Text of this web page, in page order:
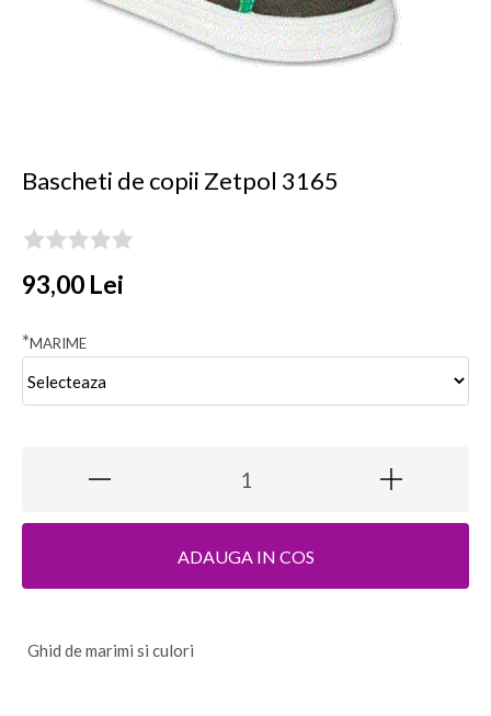
Bascheti de copii Zetpol 3165
93,00 Lei
*MARIME
ADAUGA IN COS
Ghid de marimi si culori